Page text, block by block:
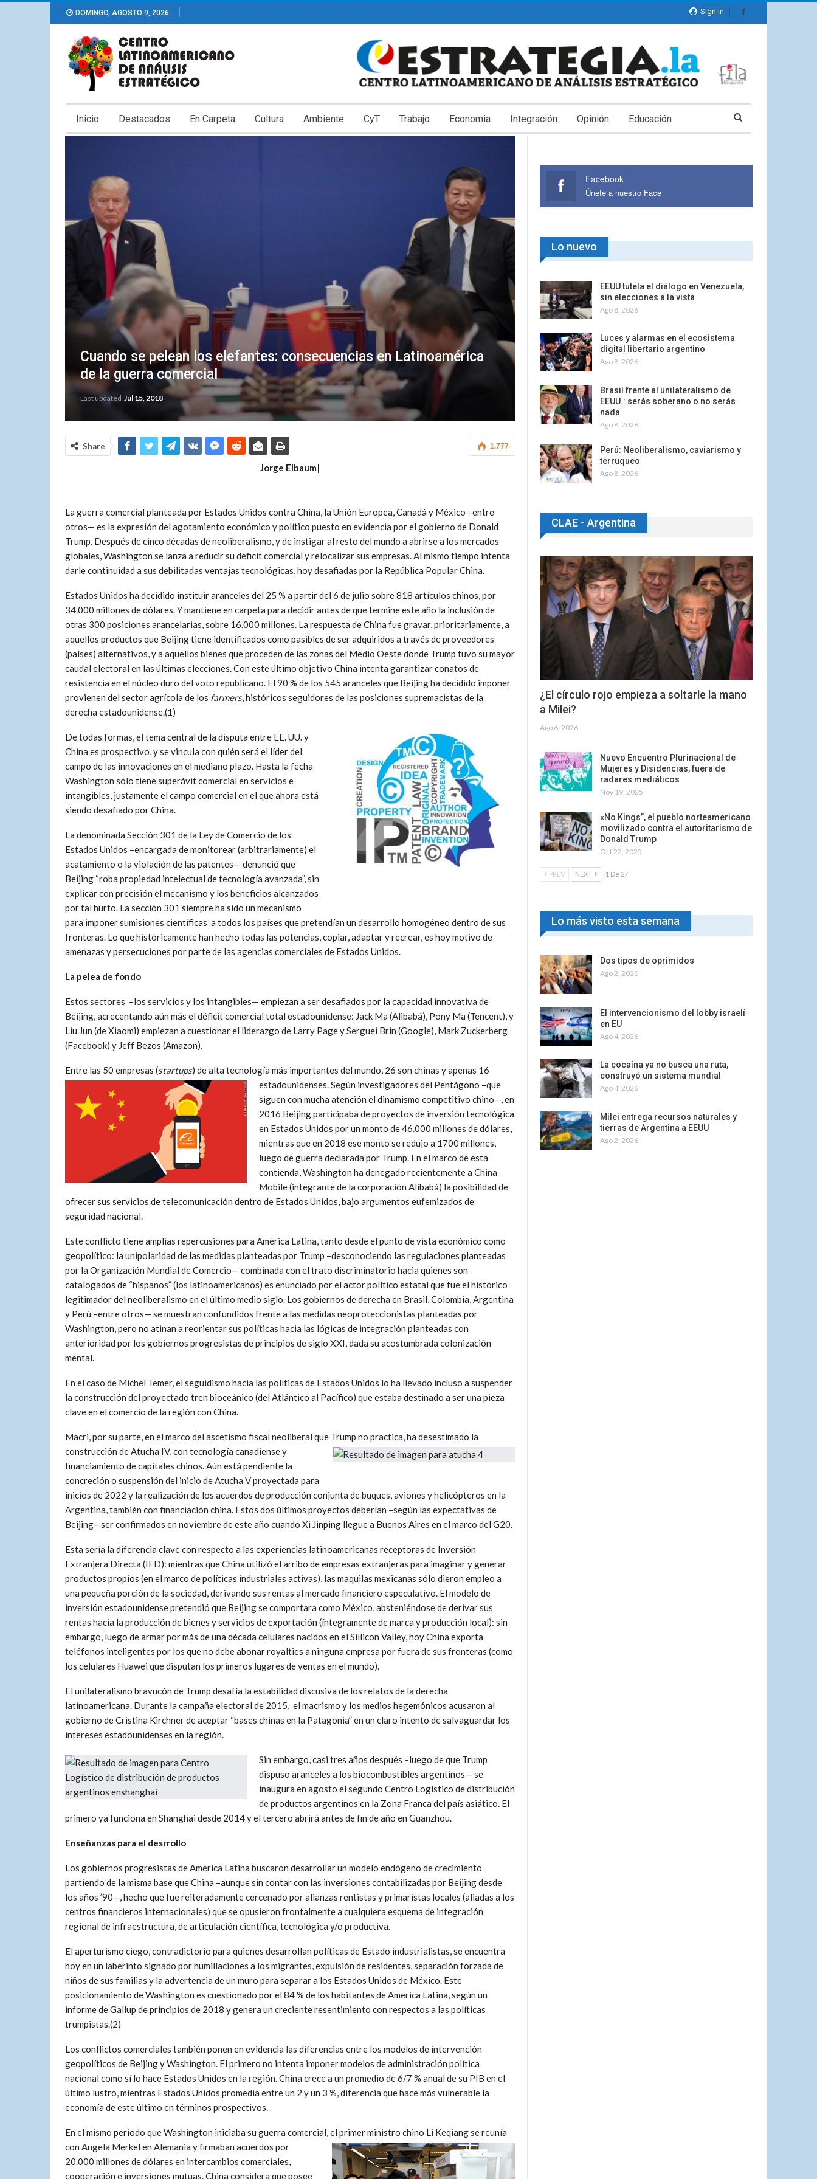
Sign In
DOMINGO, AGOSTO 9, 2026
Inicio Destacados En Carpeta Cultura Ambiente CyT Trabajo Economia Integración Opinión Educación
Cuando se pelean los elefantes: consecuencias en Latinoamérica
de la guerra comercial
Last updated Jul 15, 2018
1.777
Share
Jorge Elbaum|
La guerra comercial planteada por Estados Unidos contra China, la Unión Europea, Canadá y México –entre
otros— es la expresión del agotamiento económico y político puesto en evidencia por el gobierno de Donald
Trump. Después de cinco décadas de neoliberalismo, y de instigar al resto del mundo a abrirse a los mercados
globales, Washington se lanza a reducir su déficit comercial y relocalizar sus empresas. Al mismo tiempo intenta
darle continuidad a sus debilitadas ventajas tecnológicas, hoy desafiadas por la República Popular China.
Estados Unidos ha decidido instituir aranceles del 25 % a partir del 6 de julio sobre 818 artículos chinos, por
34.000 millones de dólares. Y mantiene en carpeta para decidir antes de que termine este año la inclusión de
otras 300 posiciones arancelarias, sobre 16.000 millones. La respuesta de China fue gravar, prioritariamente, a
aquellos productos que Beijing tiene identificados como pasibles de ser adquiridos a través de proveedores
(países) alternativos, y a aquellos bienes que proceden de las zonas del Medio Oeste donde Trump tuvo su mayor
caudal electoral en las últimas elecciones. Con este último objetivo China intenta garantizar conatos de
resistencia en el núcleo duro del voto republicano. El 90 % de los 545 aranceles que Beijing ha decidido imponer
provienen del sector agrícola de los farmers, históricos seguidores de las posiciones supremacistas de la
derecha estadounidense.(1)
De todas formas, el tema central de la disputa entre EE. UU. y
China es prospectivo, y se vincula con quién será el líder del
campo de las innovaciones en el mediano plazo. Hasta la fecha
Washington sólo tiene superávit comercial en servicios e
intangibles, justamente el campo comercial en el que ahora está
siendo desafiado por China.
La denominada Sección 301 de la Ley de Comercio de los
Estados Unidos –encargada de monitorear (arbitrariamente) el
acatamiento o la violación de las patentes— denunció que
Beijing “roba propiedad intelectual de tecnología avanzada”, sin
explicar con precisión el mecanismo y los beneficios alcanzados
por tal hurto. La sección 301 siempre ha sido un mecanismo
para imponer sumisiones científicas a todos los países que pretendían un desarrollo homogéneo dentro de sus
fronteras. Lo que históricamente han hecho todas las potencias, copiar, adaptar y recrear, es hoy motivo de
amenazas y persecuciones por parte de las agencias comerciales de Estados Unidos.
La pelea de fondo
Estos sectores –los servicios y los intangibles— empiezan a ser desafiados por la capacidad innovativa de
Beijing, acrecentando aún más el déficit comercial total estadounidense: Jack Ma (Alibabá), Pony Ma (Tencent), y
Liu Jun (de Xiaomi) empiezan a cuestionar el liderazgo de Larry Page y Serguei Brin (Google), Mark Zuckerberg
(Facebook) y Jeff Bezos (Amazon).
Entre las 50 empresas (startups) de alta tecnología más importantes del mundo, 26 son chinas y apenas 16
estadounidenses. Según investigadores del Pentágono –que
siguen con mucha atención el dinamismo competitivo chino—, en
2016 Beijing participaba de proyectos de inversión tecnológica
en Estados Unidos por un monto de 46.000 millones de dólares,
mientras que en 2018 ese monto se redujo a 1700 millones,
luego de guerra declarada por Trump. En el marco de esta
contienda, Washington ha denegado recientemente a China
Mobile (integrante de la corporación Alibabá) la posibilidad de
ofrecer sus servicios de telecomunicación dentro de Estados Unidos, bajo argumentos eufemizados de
seguridad nacional.
Este conflicto tiene amplias repercusiones para América Latina, tanto desde el punto de vista económico como
geopolítico: la unipolaridad de las medidas planteadas por Trump –desconociendo las regulaciones planteadas
por la Organización Mundial de Comercio— combinada con el trato discriminatorio hacia quienes son
catalogados de “hispanos” (los latinoamericanos) es enunciado por el actor político estatal que fue el histórico
legitimador del neoliberalismo en el último medio siglo. Los gobiernos de derecha en Brasil, Colombia, Argentina
y Perú –entre otros— se muestran confundidos frente a las medidas neoproteccionistas planteadas por
Washington, pero no atinan a reorientar sus políticas hacia las lógicas de integración planteadas con
anterioridad por los gobiernos progresistas de principios de siglo XXI, dada su acostumbrada colonización
mental.
En el caso de Michel Temer, el seguidismo hacia las políticas de Estados Unidos lo ha llevado incluso a suspender
la construcción del proyectado tren bioceánico (del Atlántico al Pacífico) que estaba destinado a ser una pieza
clave en el comercio de la región con China.
Macri, por su parte, en el marco del ascetismo fiscal neoliberal que Trump no practica, ha desestimado la
construcción de Atucha IV, con tecnología canadiense y
financiamiento de capitales chinos. Aún está pendiente la
concreción o suspensión del inicio de Atucha V proyectada para
inicios de 2022 y la realización de los acuerdos de producción conjunta de buques, aviones y helicópteros en la
Argentina, también con financiación china. Estos dos últimos proyectos deberían –según las expectativas de
Beijing—ser confirmados en noviembre de este año cuando Xi Jinping llegue a Buenos Aires en el marco del G20.
Esta sería la diferencia clave con respecto a las experiencias latinoamericanas receptoras de Inversión
Extranjera Directa (IED): mientras que China utilizó el arribo de empresas extranjeras para imaginar y generar
productos propios (en el marco de políticas industriales activas), las maquilas mexicanas sólo dieron empleo a
una pequeña porción de la sociedad, derivando sus rentas al mercado financiero especulativo. El modelo de
inversión estadounidense pretendió que Beijing se comportara como México, absteniéndose de derivar sus
rentas hacia la producción de bienes y servicios de exportación (íntegramente de marca y producción local): sin
embargo, luego de armar por más de una década celulares nacidos en el Sillicon Valley, hoy China exporta
teléfonos inteligentes por los que no debe abonar royalties a ninguna empresa por fuera de sus fronteras (como
los celulares Huawei que disputan los primeros lugares de ventas en el mundo).
El unilateralismo bravucón de Trump desafía la estabilidad discusiva de los relatos de la derecha
latinoamericana. Durante la campaña electoral de 2015, el macrismo y los medios hegemónicos acusaron al
gobierno de Cristina Kirchner de aceptar “bases chinas en la Patagonia” en un claro intento de salvaguardar los
intereses estadounidenses en la región.
Sin embargo, casi tres años después –luego de que Trump
dispuso aranceles a los biocombustibles argentinos— se
inaugura en agosto el segundo Centro Logístico de distribución
de productos argentinos en la Zona Franca del país asiático. El
primero ya funciona en Shanghai desde 2014 y el tercero abrirá antes de fin de año en Guanzhou.
Enseñanzas para el desrrollo
Los gobiernos progresistas de América Latina buscaron desarrollar un modelo endógeno de crecimiento
partiendo de la misma base que China –aunque sin contar con las inversiones contabilizadas por Beijing desde
los años ’90—, hecho que fue reiteradamente cercenado por alianzas rentistas y primaristas locales (aliadas a los
centros financieros internacionales) que se opusieron frontalmente a cualquiera esquema de integración
regional de infraestructura, de articulación científica, tecnológica y/o productiva.
El aperturismo ciego, contradictorio para quienes desarrollan políticas de Estado industrialistas, se encuentra
hoy en un laberinto signado por humillaciones a los migrantes, expulsión de residentes, separación forzada de
niños de sus familias y la advertencia de un muro para separar a los Estados Unidos de México. Este
posicionamiento de Washington es cuestionado por el 84 % de los habitantes de America Latina, según un
informe de Gallup de principios de 2018 y genera un creciente resentimiento con respectos a las políticas
trumpistas.(2)
Los conflictos comerciales también ponen en evidencia las diferencias entre los modelos de intervención
geopolíticos de Beijing y Washington. El primero no intenta imponer modelos de administración política
nacional como sí lo hace Estados Unidos en la región. China crece a un promedio de 6/7 % anual de su PIB en el
último lustro, mientras Estados Unidos promedia entre un 2 y un 3 %, diferencia que hace más vulnerable la
economía de este último en términos prospectivos.
En el mismo periodo que Washington iniciaba su guerra comercial, el primer ministro chino Li Keqiang se reunía
con Angela Merkel en Alemania y firmaban acuerdos por
20.000 millones de dólares en intercambios comerciales,
cooperación e inversiones mutuas. China considera que posee
Facebook
Únete a nuestro Face
Lo nuevo
EEUU tutela el diálogo en Venezuela,
sin elecciones a la vista
Ago 8, 2026
Luces y alarmas en el ecosistema
digital libertario argentino
Ago 8, 2026
Brasil frente al unilateralismo de
EEUU.: serás soberano o no serás
nada
Ago 8, 2026
Perú: Neoliberalismo, caviarismo y
terruqueo
Ago 8, 2026
CLAE - Argentina
¿El círculo rojo empieza a soltarle la mano
a Milei?
Ago 6, 2026
Nuevo Encuentro Plurinacional de
Mujeres y Disidencias, fuera de
radares mediáticos
Nov 19, 2025
«No Kings”, el pueblo norteamericano
movilizado contra el autoritarismo de
Donald Trump
Oct 22, 2025
PREV NEXT 1 De 27
Lo más visto esta semana
Dos tipos de oprimidos
Ago 2, 2026
El intervencionismo del lobby israelí
en EU
Ago 4, 2026
La cocaína ya no busca una ruta,
construyó un sistema mundial
Ago 4, 2026
Milei entrega recursos naturales y
tierras de Argentina a EEUU
Ago 2, 2026